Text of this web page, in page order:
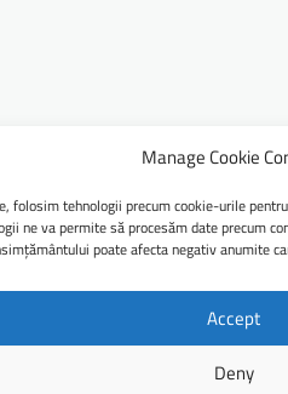
Manage Cookie
folosim tehnologii precum cookie-urile
ne va permite să procesăm date precum
poate afecta negativ anumite
Accept
Deny